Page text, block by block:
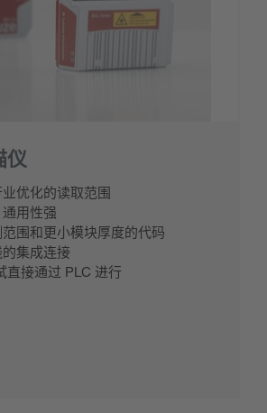
仪
优化的读取范围
用性强
围和更小模块厚度的代码
集成连接
直接通过 PLC 进行